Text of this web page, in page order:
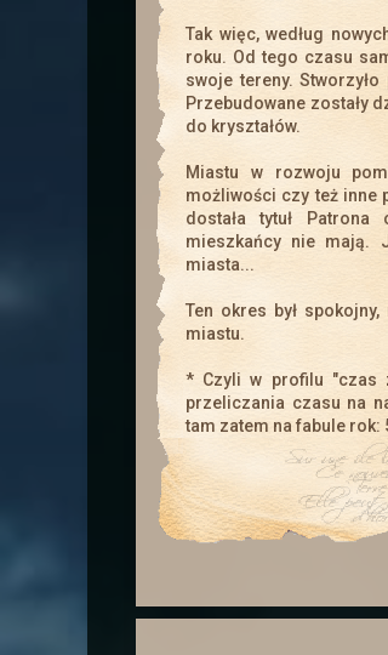
Wydarzenie
Z okazji
Tak więc, według
roku. Od tego czasu
swoje tereny.
Przebudowane zostały
do kryształów.
Miastu w rozwoju
możliwości czy też inne
dostała tytuł
mieszkańcy nie mają.
miasta...
Ten okres był
miastu.
* Czyli w profilu "czas
przeliczania czasu na
tam zatem na fabule rok: